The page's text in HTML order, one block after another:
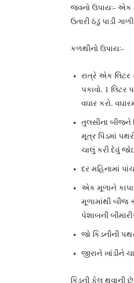
જવનો ઉપાયઃ- એક
ઉતારી ઠંડું પાડી
કળથીનો ઉપાયઃ-
રાત્રે એક લિટર
પકાવો. 1 લિટર
વઘાર કરો.
તુલસીના બીજને
મૂત્ર પિંડમાં
ચાલું કરી દેવું
દર મહિનામાં
એક મૂળાને કાપા
મૂળામાંથી બીજ
પેશાબની
જો કિડનીની
જીરાને ખાંડીને
કિડની ફેલ થવાની